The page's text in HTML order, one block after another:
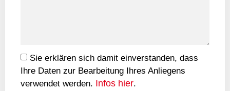
Sie erklären sich damit einverstanden, dass
Ihre Daten zur Bearbeitung Ihres Anliegens
verwendet werden. Infos hier.